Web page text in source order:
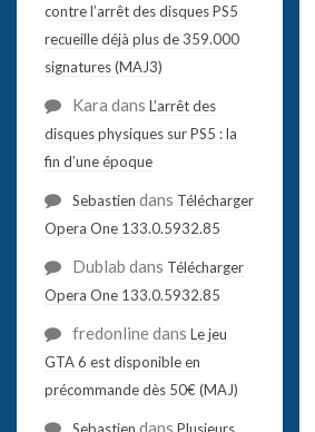
contre l’arrêt des disques PS5
recueille déjà plus de 359.000
signatures (MAJ3)
Kara dans L’arrêt des
disques physiques sur PS5 : la
fin d’une époque
Sebastien dans Télécharger
Opera One 133.0.5932.85
Dublab dans Télécharger
Opera One 133.0.5932.85
fredonlinedans Le jeu
GTA 6 est disponible en
précommande dès 50€ (MAJ)
Sebastien dans Plusieurs